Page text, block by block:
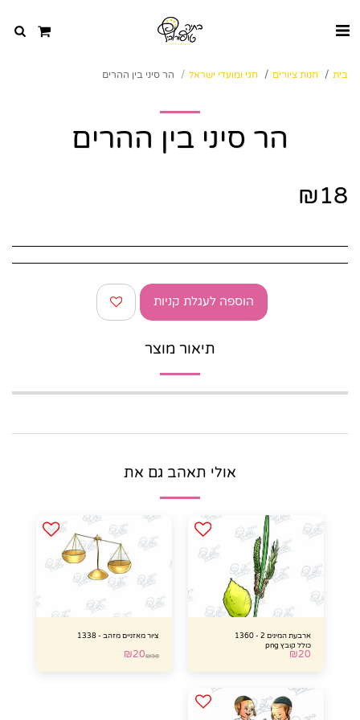
בית חנות ציורים חגי ומועדי ישראל הר סיני בין ההרים
הר סיני בין ההרים
₪18
הוספה לעגלת קניות
תיאור מוצר
אולי תאהב גם את
ארבעת המינים 2 - 1360
כולל קובץ png
₪20
ציור מאזניים מזהב - 1338
₪30
₪20